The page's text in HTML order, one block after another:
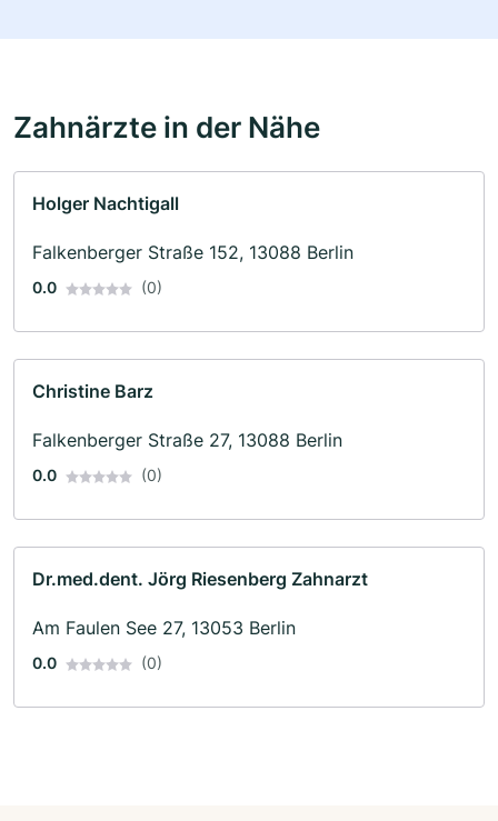
Zahnärzte in der Nähe
Holger Nachtigall
Falkenberger Straße 152, 13088 Berlin
0.0 (0)
Christine Barz
Falkenberger Straße 27, 13088 Berlin
0.0 (0)
Dr.med.dent. Jörg Riesenberg Zahnarzt
Am Faulen See 27, 13053 Berlin
0.0 (0)